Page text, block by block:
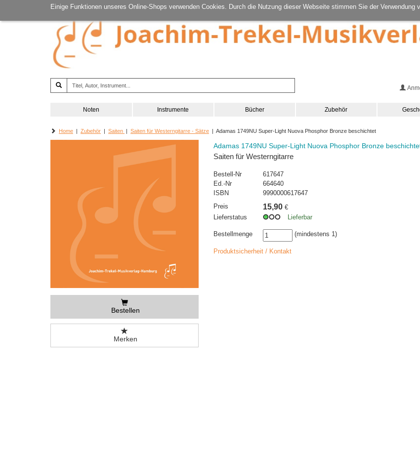
Einige Funktionen unseres Online-Shops verwenden Cookies. Durch die Nutzung dieser Webseite stimmen Sie der Verwendung
Noten Instrumente Bücher Zubehör
Home | Zubehör | Saiten | Saiten für Westerngitarre - Sätze | Adamas 1749NU Super-Light Nuova Phosphor Bronze beschichtet
Bestellen
Merken
Adamas 1749NU Super-Light Nuova Phosphor Bronze
Saiten für Westerngitarre
Bestell-Nr
617647
Ed.-Nr
664640
ISBN
9990000617647
Preis
15,90 €
Lieferstatus
Lieferbar
Bestellmenge (mindestens 1)
Produktsicherheit / Kontakt